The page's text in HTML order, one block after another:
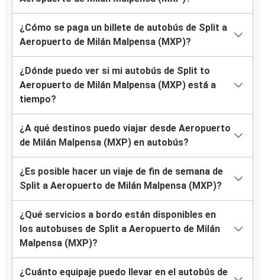
¿Cómo se paga un billete de autobús de Split a
Aeropuerto de Milán Malpensa (MXP)?
¿Dónde puedo ver si mi autobús de Split to
Aeropuerto de Milán Malpensa (MXP) está a
tiempo?
¿A qué destinos puedo viajar desde Aeropuerto
de Milán Malpensa (MXP) en autobús?
¿Es posible hacer un viaje de fin de semana de
Split a Aeropuerto de Milán Malpensa (MXP)?
¿Qué servicios a bordo están disponibles en
los autobuses de Split a Aeropuerto de Milán
Malpensa (MXP)?
¿Cuánto equipaje puedo llevar en el autobús de